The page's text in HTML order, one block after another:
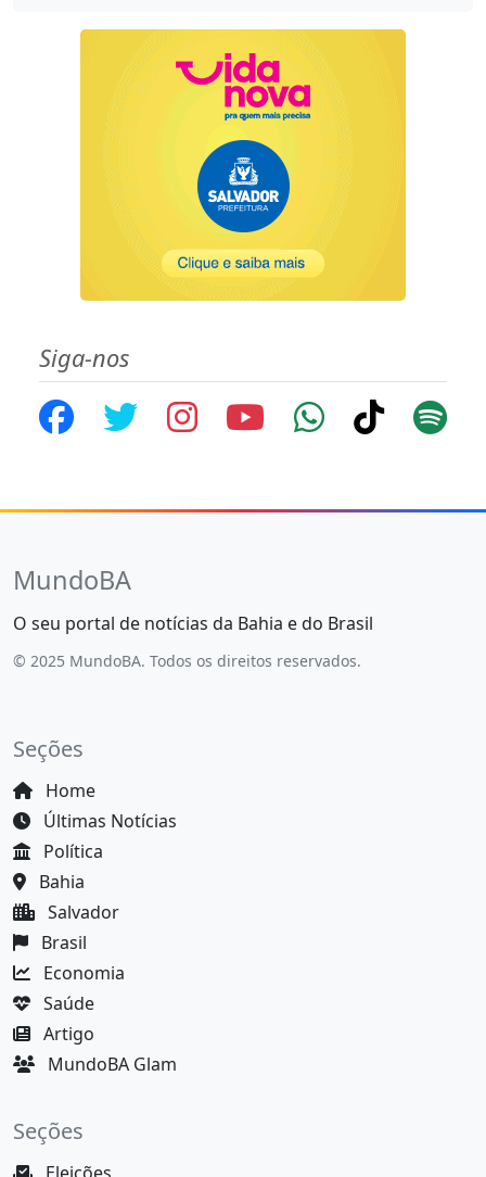
Siga-nos
MundoBA
O seu portal de notícias da Bahia e do Brasil
© 2025 MundoBA. Todos os direitos reservados.
Seções
Home
Últimas Notícias
Política
Bahia
Salvador
Brasil
Economia
Saúde
Artigo
MundoBA Glam
Seções